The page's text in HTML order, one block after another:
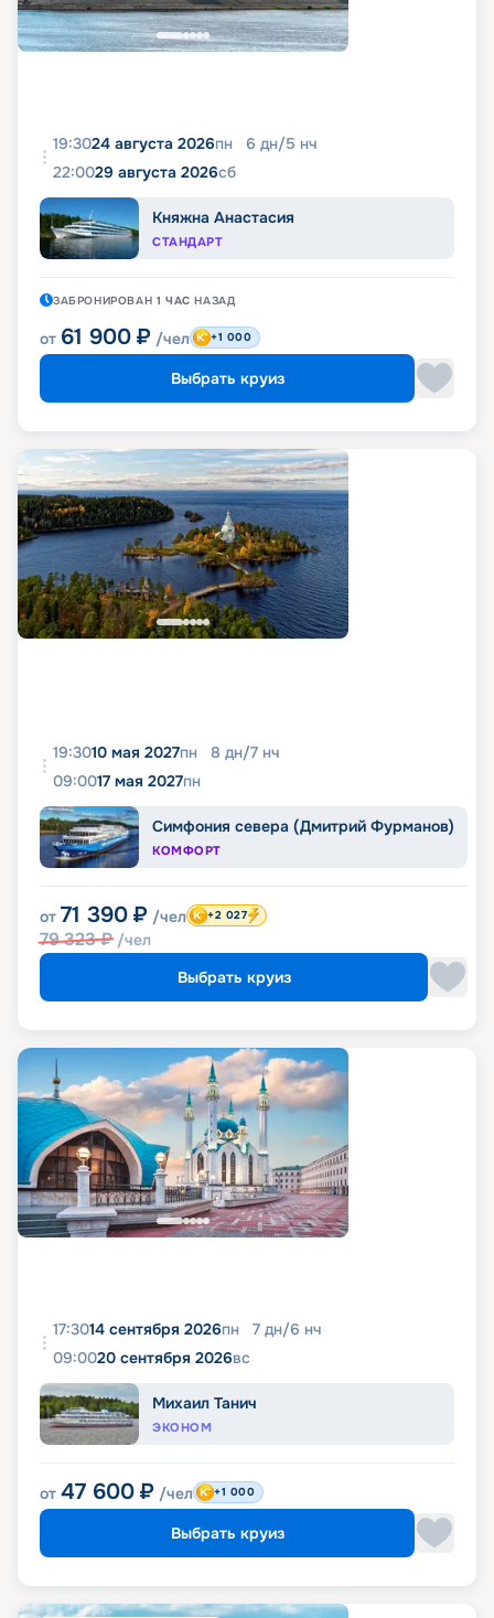
19:3024 августа 2026пн 6 дн/5 нч
22:0029 августа 2026сб
Княжна Анастасия
СТАНДАРТ
ЗАБРОНИРОВАН 1 ЧАС НАЗАД
от 61 900 ₽ /чел +1 000
Выбрать круиз
19:3010 мая 2027пн 8 дн/7 нч
09:0017 мая 2027пн
Симфония севера (Дмитрий Фурманов)
КОМФОРТ
от 71 390 ₽ /чел
79 323₽ /чел
+2 027
Выбрать круиз
17:3014 сентября 2026пн 7 дн/6 нч
09:0020 сентября 2026вс
Михаил Танич
ЭКОНОМ
от 47 600 ₽ /чел +1 000
Выбрать круиз